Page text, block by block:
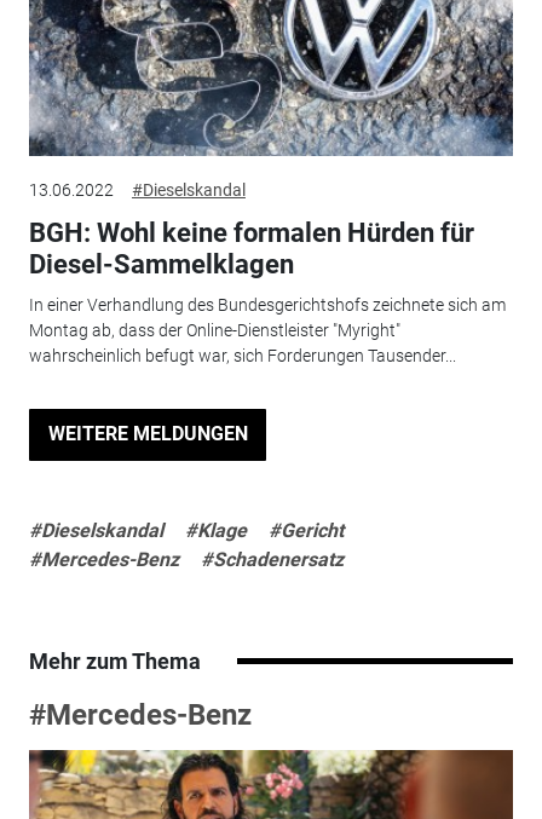
13.06.2022 #Dieselskandal
BGH: Wohl keine formalen Hürden für
Diesel-Sammelklagen
In einer Verhandlung des Bundesgerichtshofs zeichnete sich am
Montag ab, dass der Online-Dienstleister "Myright"
wahrscheinlich befugt war, sich Forderungen Tausender...
WEITERE MELDUNGEN
#Dieselskandal #Klage
#Gericht
#Mercedes-Benz
#Schadenersatz
Mehr zum Thema
#Mercedes-Benz